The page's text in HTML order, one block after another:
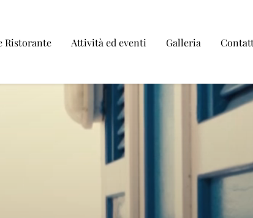
Ristorante Attività ed eventi Galleria